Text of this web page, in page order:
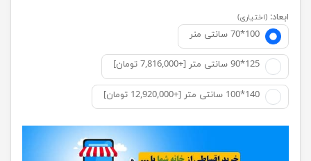
ابعاد: (اختیاری)
100*70 سانتی منر
125*90 سانتی متر [+7,816,000 تومان]
140*100 سانتی متر [+12,920,000 تومان]